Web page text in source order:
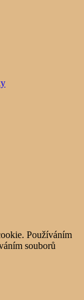
Používáním
souborů